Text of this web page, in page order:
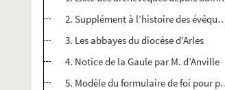
2. Supplément à l’histoire des évêques
3. Les abbayes du diocèse d’Arles
4. Notice de la Gaule par M. d’Anville
5. Modèle du formulaire de foi pour